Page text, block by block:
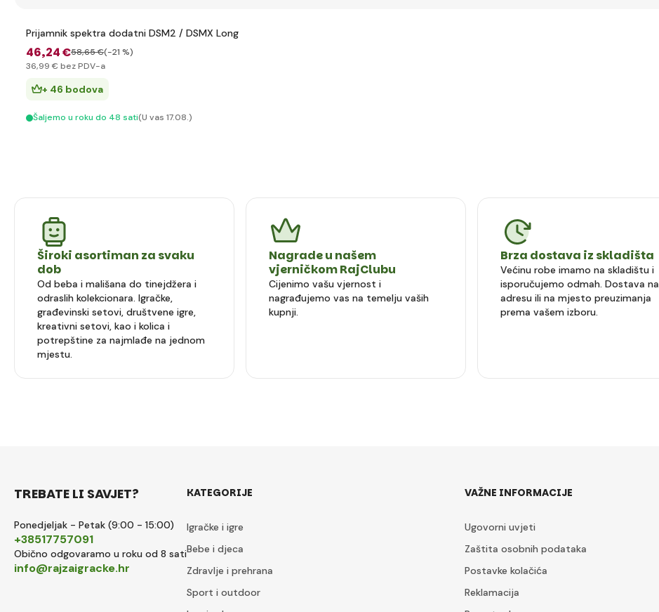
Prijamnik spektra dodatni DSM2 / DSMX Long
46,24 €58,65 €(-21 %)
36,99 € bez PDV-a
+ 46 bodova
Šaljemo u roku do 48 sati(U vas 17.08.)
Široki asortiman za svaku
dob
Od beba i mališana do tinejdžera i
odraslih kolekcionara. Igračke,
građevinski setovi, društvene igre,
kreativni setovi, kao i kolica i
potrepštine za najmlađe na jednom
mjestu.
Nagrade u našem
vjerničkom RajClubu
Cijenimo vašu vjernost i
nagrađujemo vas na temelju vaših
kupnji.
Brza dostava iz skladišta
Većinu robe imamo na skladištu i
isporučujemo odmah. Dostava na
adresu ili na mjesto preuzimanja
prema vašem izboru.
TREBATE LI SAVJET?
Ponedjeljak - Petak (9:00 - 15:00)
+38517757091
Obično odgovaramo u roku od 8 sati
info@rajzaigracke.hr
KATEGORIJE
Igračke i igre
Bebe i djeca
Zdravlje i prehrana
Sport i outdoor
VAŽNE INFORMACIJE
Ugovorni uvjeti
Zaštita osobnih podataka
Postavke kolačića
Reklamacija